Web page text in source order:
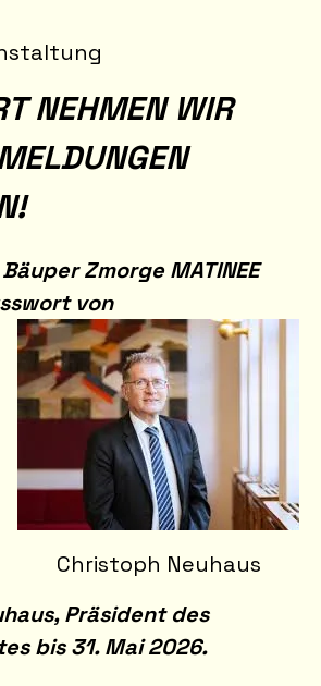
NEHMEN WIR
Zmorge MATINEE
von
Christoph Neuhaus
Präsident des
bis 31. Mai 2026.